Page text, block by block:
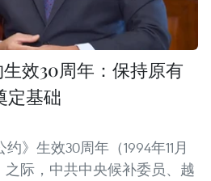
效30周年：保持原有
定基础
》生效30周年（1994年11月
之际，中共中央候补委员、越